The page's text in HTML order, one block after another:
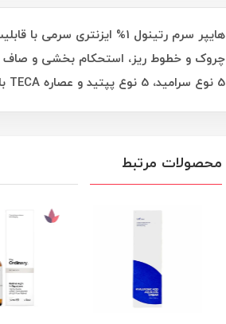
هایپر سرم رتینول 1%
5 نوع سرامید، 5 نوع پپتید و عصاره TECA با خواص تسکین دهندگی و ضد التهابی می باشد.
محصولات مرتبط